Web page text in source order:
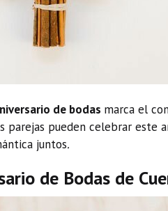
de bodas marca el
parejas pueden celebrar este
juntos.
de Bodas de